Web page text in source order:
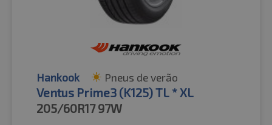
Hankook Pneus de verão
Ventus Prime3 (K125) TL * XL
205/60R17 97W